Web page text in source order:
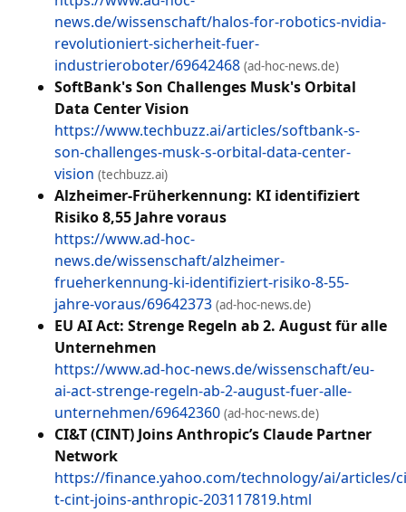
news.de/wissenschaft/halos-for-robotics-nvidia-
revolutioniert-sicherheit-fuer-
industrieroboter/69642468 (ad-hoc-news.de)
SoftBank's Son Challenges Musk's Orbital
Data Center Vision
https://www.techbuzz.ai/articles/softbank-s-
son-challenges-musk-s-orbital-data-center-
vision (techbuzz.ai)
Alzheimer-Früherkennung: KI identifiziert
Risiko 8,55 Jahre voraus
https://www.ad-hoc-
news.de/wissenschaft/alzheimer-
frueherkennung-ki-identifiziert-risiko-8-55-
jahre-voraus/69642373 (ad-hoc-news.de)
EU AI Act: Strenge Regeln ab 2. August für alle
Unternehmen
https://www.ad-hoc-news.de/wissenschaft/eu-
ai-act-strenge-regeln-ab-2-august-fuer-alle-
unternehmen/69642360 (ad-hoc-news.de)
CI&T (CINT) Joins Anthropic’s Claude Partner
Network
https://finance.yahoo.com/technology/ai/articles/
t-cint-joins-anthropic-203117819.html